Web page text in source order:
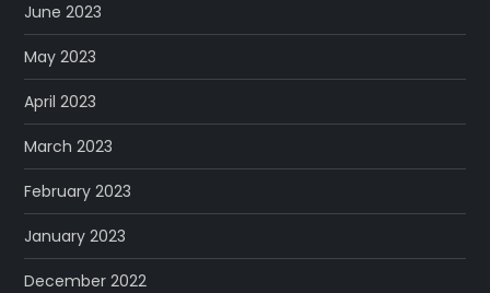
June 2023
May 2023
April 2023
March 2023
February 2023
January 2023
December 2022